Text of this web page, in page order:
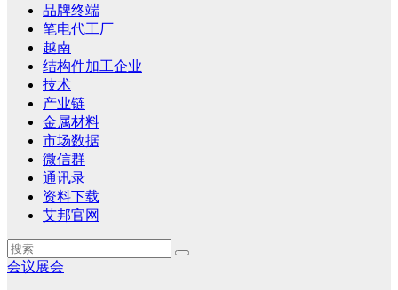
品牌终端
笔电代工厂
越南
结构件加工企业
技术
产业链
金属材料
市场数据
微信群
通讯录
资料下载
艾邦官网
会议展会